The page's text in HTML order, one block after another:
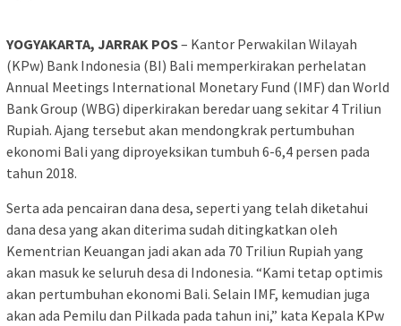
YOGYAKARTA, JARRAK POS– Kantor Perwakilan Wilayah
(KPw) Bank Indonesia (BI) Bali memperkirakan perhelatan
Annual Meetings International Monetary Fund (IMF) dan World
Bank Group (WBG) diperkirakan beredar uang sekitar 4 Triliun
Rupiah. Ajang tersebut akan mendongkrak pertumbuhan
ekonomi Bali yang diproyeksikan tumbuh 6-6,4 persen pada
tahun 2018.
Serta ada pencairan dana desa, seperti yang telah diketahui
dana desa yang akan diterima sudah ditingkatkan oleh
Kementrian Keuangan jadi akan ada 70 Triliun Rupiah yang
akan masuk ke seluruh desa di Indonesia. “Kami tetap optimis
akan pertumbuhan ekonomi Bali. Selain IMF, kemudian juga
akan ada Pemilu dan Pilkada pada tahun ini,” kata Kepala KPw